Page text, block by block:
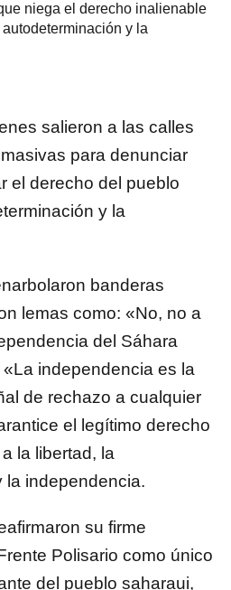
niega el derecho inalienable
y la
salieron a las calles
para denunciar
el derecho del pueblo
y la
banderas
lemas como: «No, no a
del Sáhara
independencia es la
de rechazo a cualquier
el legítimo derecho
la libertad, la
la independencia.
su firme
Polisario como único
del pueblo saharaui,